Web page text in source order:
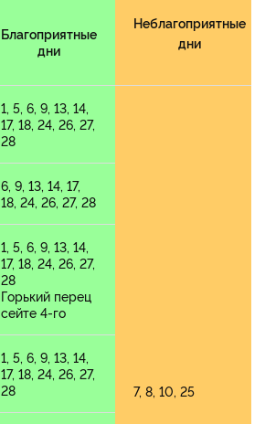
Благоприятные
дни
Неблагоприятные
дни
1, 5, 6, 9, 13, 14,
17, 18, 24, 26, 27,
28
7, 8, 10, 25
6, 9, 13, 14, 17,
18, 24, 26, 27, 28
1, 5, 6, 9, 13, 14,
17, 18, 24, 26, 27,
28
Горький перец
сейте 4-го
1, 5, 6, 9, 13, 14,
17, 18, 24, 26, 27,
28